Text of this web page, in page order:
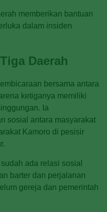
memberikan bantuan
dalam insiden
Daerah
bersama antara
ketiganya memiliki
Ia
sosial antara masyarakat
Kamoro di pesisir
ada relasi sosial
barter dan perjalanan
gereja dan pemerintah